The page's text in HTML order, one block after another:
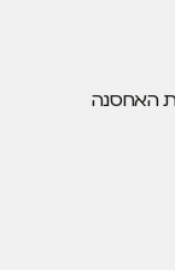
האחסנה